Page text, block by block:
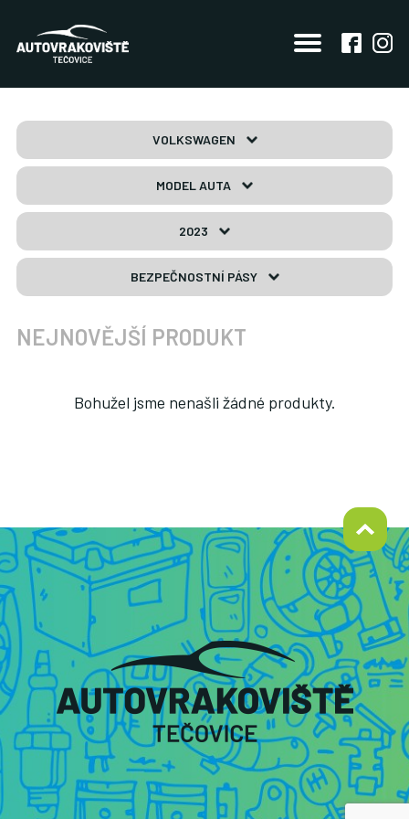
VOLKSWAGEN
MODEL AUTA
2023
BEZPEČNOSTNÍ PÁSY
NEJNOVĚJŠÍ PRODUKT
Bohužel jsme nenašli žádné produkty.